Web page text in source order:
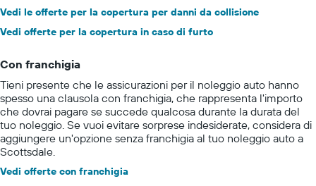
Vedi le offerte per la copertura per danni da collisione
Vedi offerte per la copertura in caso di furto
Con franchigia
Tieni presente che le assicurazioni per il noleggio auto hanno
spesso una clausola con franchigia, che rappresenta l'importo
che dovrai pagare se succede qualcosa durante la durata del
tuo noleggio. Se vuoi evitare sorprese indesiderate, considera di
aggiungere un'opzione senza franchigia al tuo noleggio auto a
Scottsdale.
Vedi offerte con franchigia